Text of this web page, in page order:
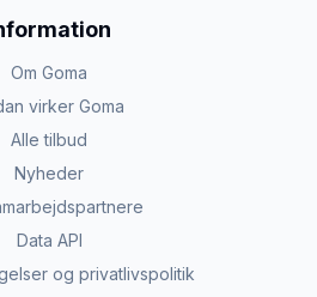
Om Goma
virker Goma
Alle tilbud
Nyheder
Data API
og privatlivspolitik